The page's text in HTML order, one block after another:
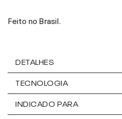
Feito no Brasil.
DETALHES
TECNOLOGIA
INDICADO PARA